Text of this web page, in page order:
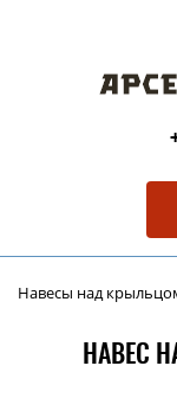
Навесы над
НАВЕС